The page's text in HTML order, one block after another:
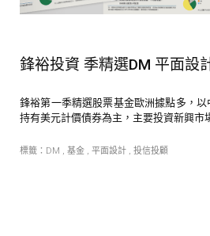
鋒裕投資 季精選DM 平面設
鋒裕第一季精選股票基金歐洲據點多，
持有美元計價債券為主，主要投資新興市
標籤： DM 基金 平面設計 投信投顧